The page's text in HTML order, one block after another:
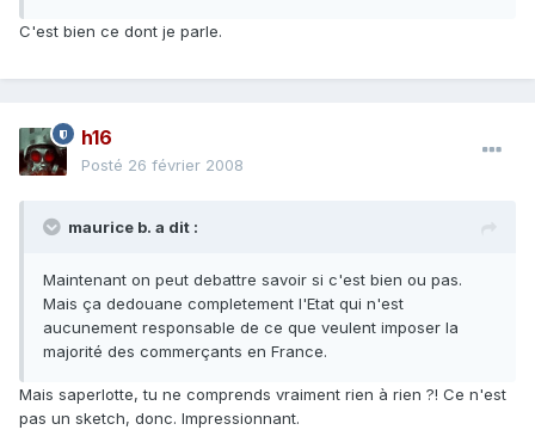
C'est bien ce dont je parle.
h16
Posté 26 février 2008
maurice b. a dit :
Maintenant on peut debattre savoir si c'est bien ou pas.
Mais ça dedouane completement l'Etat qui n'est
aucunement responsable de ce que veulent imposer la
majorité des commerçants en France.
Mais saperlotte, tu ne comprends vraiment rien à rien ?! Ce n'est
pas un sketch, donc. Impressionnant.